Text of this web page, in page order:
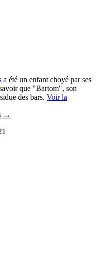
a été un enfant choyé par ses
que "Bartom", son
des bars. Voir la
→